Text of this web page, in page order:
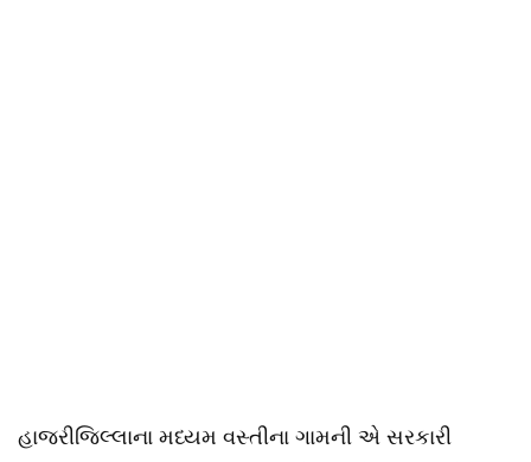
હાજરીજિલ્લાના મધ્યમ વસ્તીના ગામની એ સરકારી